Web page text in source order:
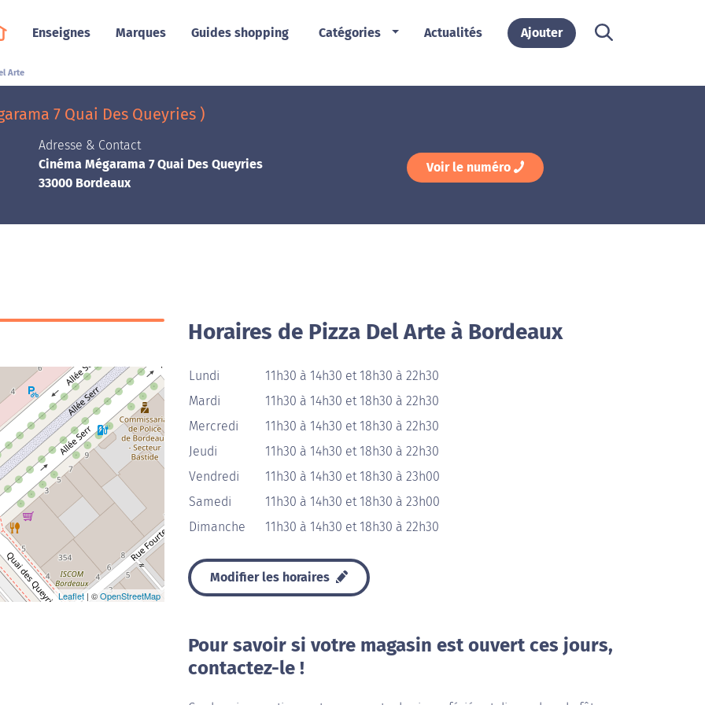
Enseignes Marques Guides shopping Catégories Actualités Ajouter
Arte
7 Quai Des Queyries )
Adresse & Contact
Cinéma Mégarama 7 Quai Des Queyries
33000 Bordeaux
Voir le numéro
Leaflet | ©OpenStreetMap
Horaires de Pizza Del Arte à Bordeaux
Lundi
11h30 à 14h30 et 18h30 à 22h30
Mardi
11h30 à 14h30 et 18h30 à 22h30
Mercredi
11h30 à 14h30 et 18h30 à 22h30
Jeudi
11h30 à 14h30 et 18h30 à 22h30
Vendredi
11h30 à 14h30 et 18h30 à 23h00
Samedi
11h30 à 14h30 et 18h30 à 23h00
Dimanche
11h30 à 14h30 et 18h30 à 22h30
Modifier les horaires
Pour savoir si votre magasin est ouvert ces jours,
contactez-le !